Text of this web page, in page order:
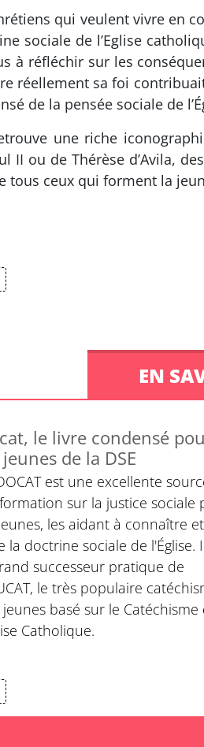
qui veulent vivre en
sociale de l’Eglise
à réfléchir sur les
réellement sa foi
de la pensée sociale de
une riche
II ou de Thérèse d’Avila,
tous ceux qui forment la
EN
le livre condensé
de la DSE
est une excellente
sur la justice sociale
les aidant à connaître
la doctrine sociale de l'Église.
successeur pratique de
le très populaire
jeunes basé sur le Catéchisme
Catholique.